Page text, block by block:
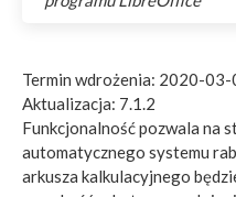
Termin wdrożenia: 2020-
Aktualizacja: 7.1.2
Funkcjonalność pozwala na
automatycznego systemu
arkusza kalkulacyjnego